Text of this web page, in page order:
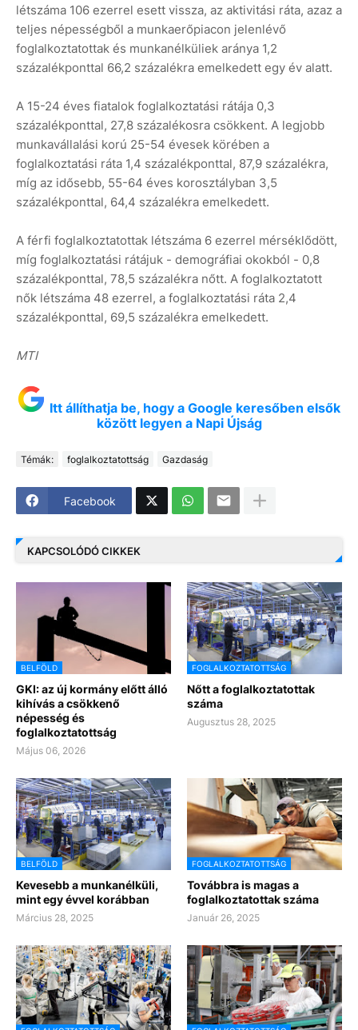
létszáma 106 ezerrel esett vissza, az aktivitási ráta, azaz a
teljes népességből a munkaerőpiacon jelenlévő
foglalkoztatottak és munkanélküliek aránya 1,2
százalékponttal 66,2 százalékra emelkedett egy év alatt.
A 15-24 éves fiatalok foglalkoztatási rátája 0,3
százalékponttal, 27,8 százalékosra csökkent. A legjobb
munkavállalási korú 25-54 évesek körében a
foglalkoztatási ráta 1,4 százalékponttal, 87,9 százalékra,
míg az idősebb, 55-64 éves korosztályban 3,5
százalékponttal, 64,4 százalékra emelkedett.
A férfi foglalkoztatottak létszáma 6 ezerrel mérséklődött,
míg foglalkoztatási rátájuk - demográfiai okokból - 0,8
százalékponttal, 78,5 százalékra nőtt. A foglalkoztatott
nők létszáma 48 ezerrel, a foglalkoztatási ráta 2,4
százalékponttal, 69,5 százalékra emelkedett.
MTI
Itt állíthatja be, hogy a Google keresőben elsők
között legyen a Napi Újság
Témák: foglalkoztatottság Gazdaság
Facebook
KAPCSOLÓDÓ CIKKEK
BELFÖLD
GKI: az új kormány előtt álló
kihívás a csökkenő
népesség és
foglalkoztatottság
Május 06, 2026
FOGLALKOZTATOTTSÁG
Nőtt a foglalkoztatottak
száma
Augusztus 28, 2025
BELFÖLD
Kevesebb a munkanélküli,
mint egy évvel korábban
Március 28, 2025
FOGLALKOZTATOTTSÁG
Továbbra is magas a
foglalkoztatottak száma
Január 26, 2025